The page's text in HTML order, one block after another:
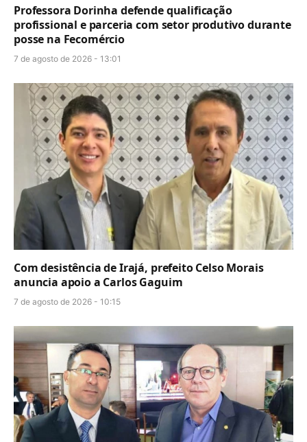
Professora Dorinha defende qualificação
profissional e parceria com setor produtivo durante
posse na Fecomércio
7 de agosto de 2026 - 13:01
Com desistência de Irajá, prefeito Celso Morais
anuncia apoio a Carlos Gaguim
7 de agosto de 2026 - 10:15